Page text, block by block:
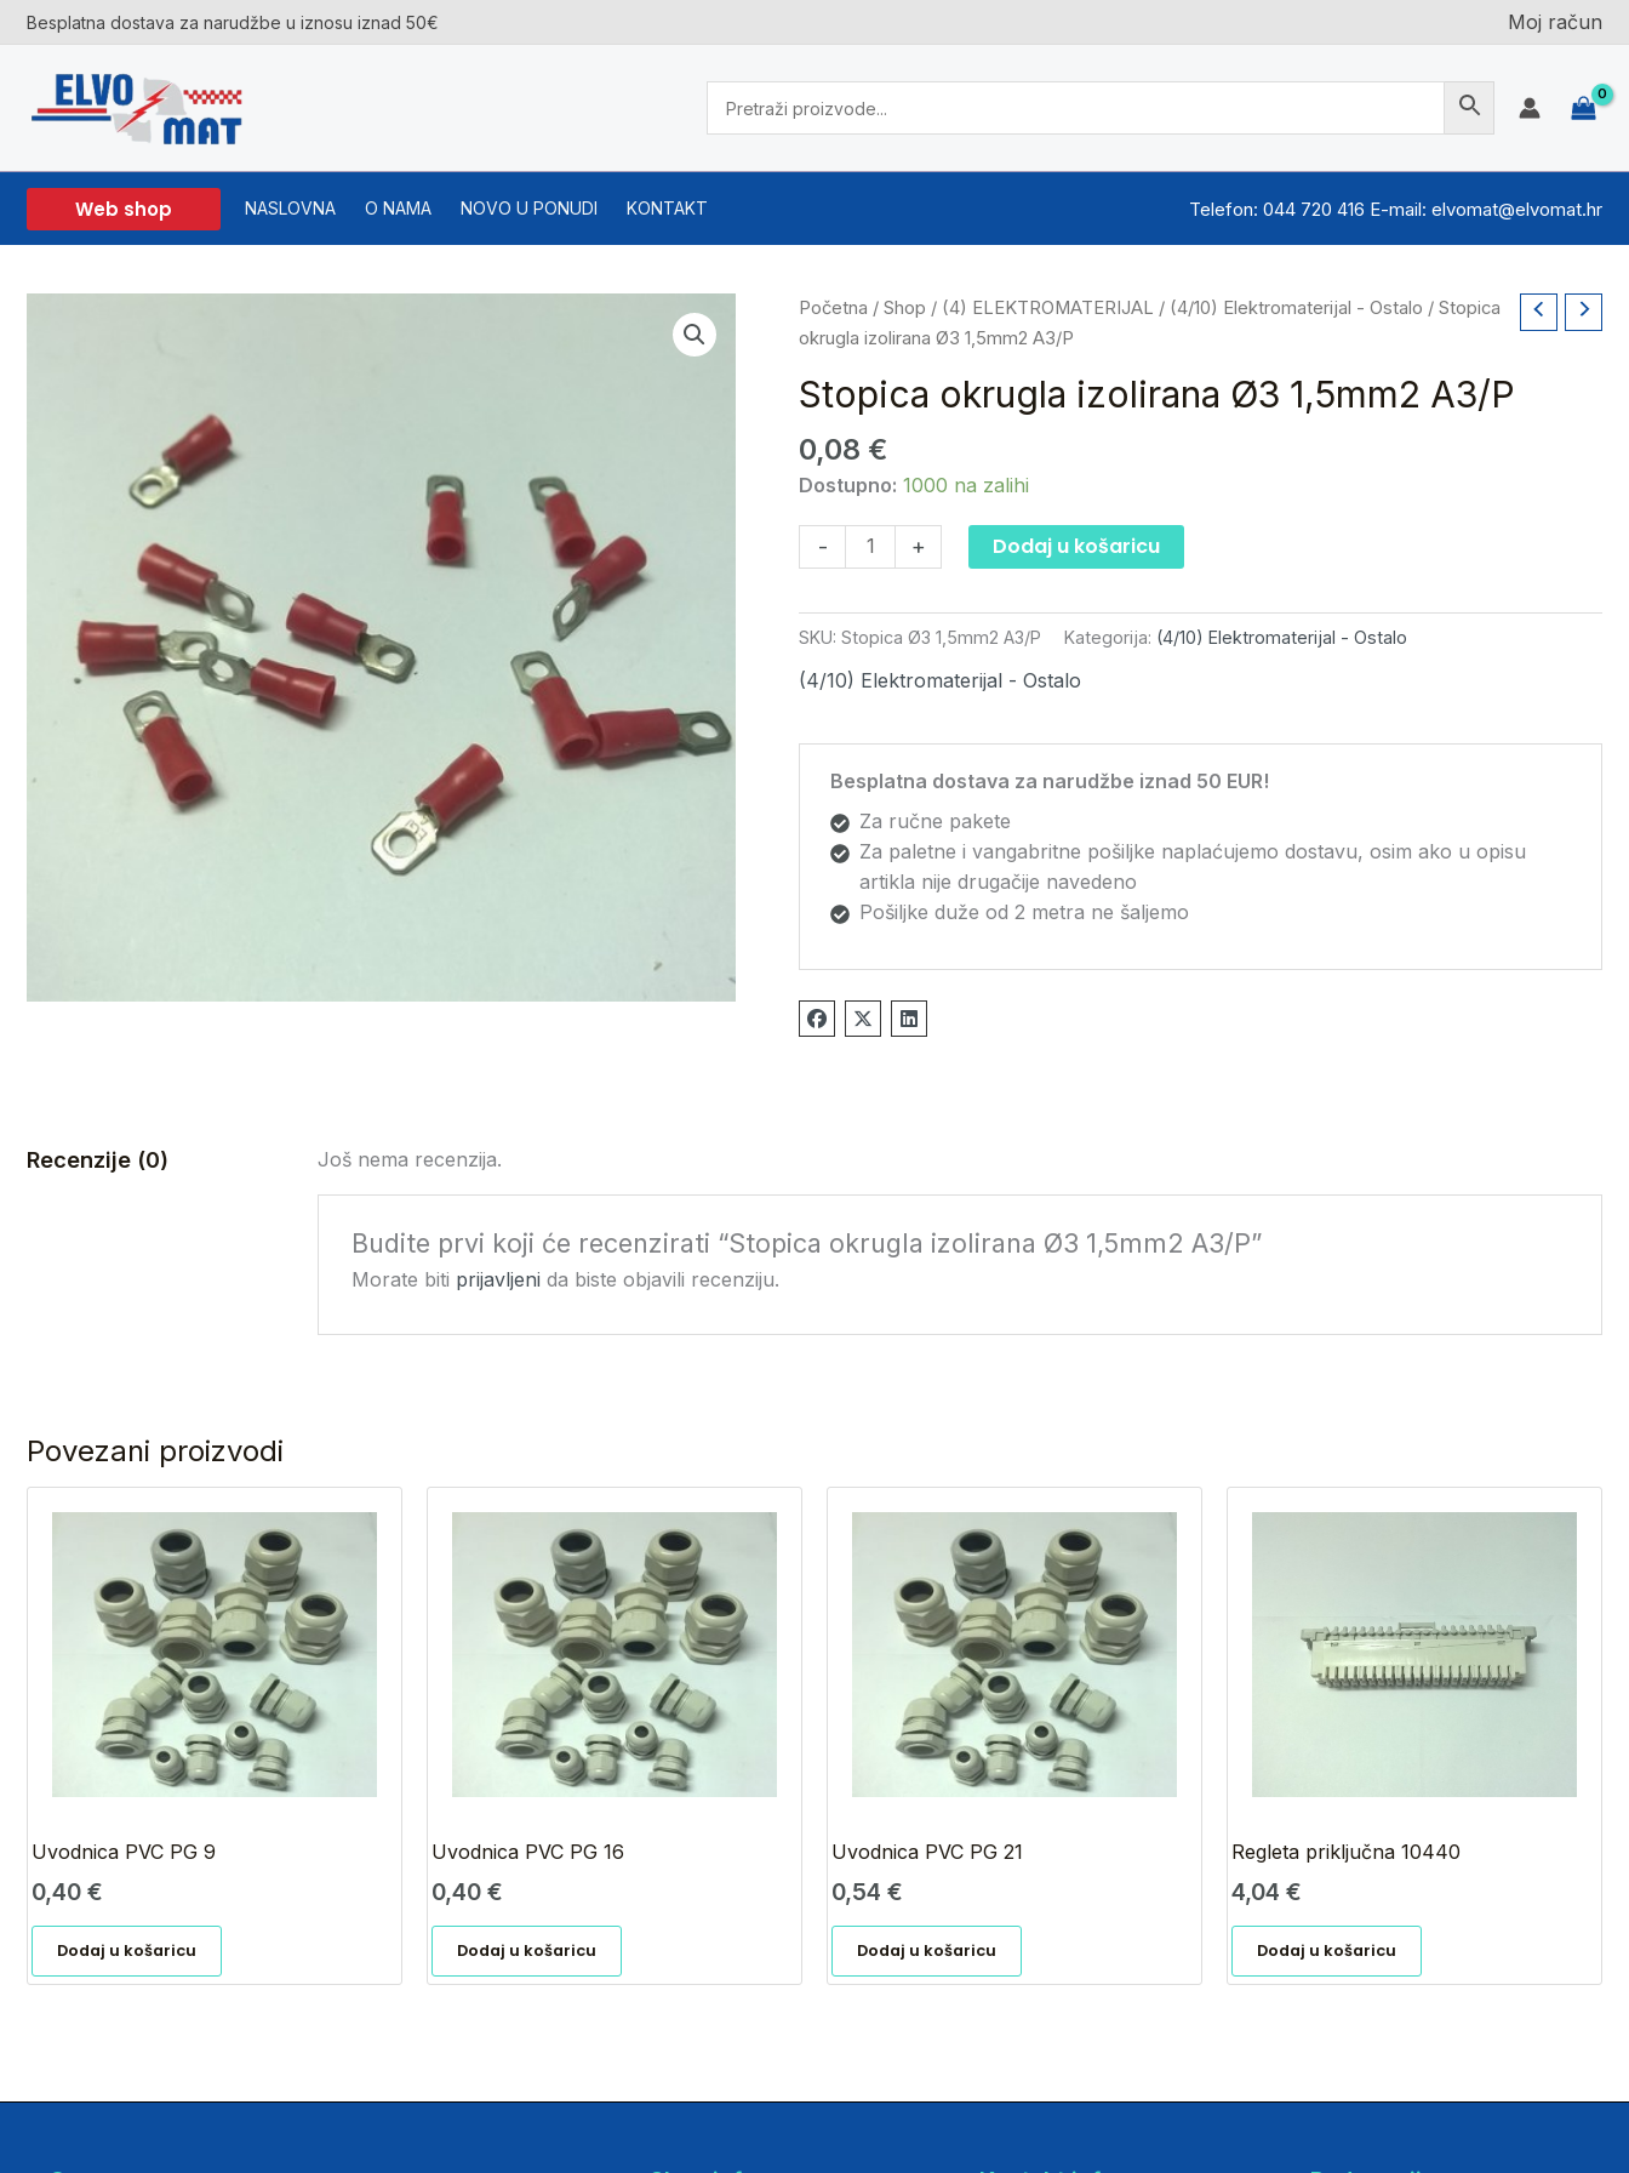
Skip
to
content
Besplatna dostava za narudžbe u iznosu iznad 50€ Moj račun
Web shop NASLOVNA O NAMA NOVO U PONUDI KONTAKT Telefon: 044 720 416 E-mail: elvomat@elvomat.hr
Početna / Shop / (4) ELEKTROMATERIJAL / (4/10) Elektromaterijal - Ostalo / Stopica
okrugla izolirana Ø3 1,5mm2 A3/P
Stopica okrugla izolirana Ø3 1,5mm2 A3/P
0,08 €
Dostupno: 1000 na zalihi
-
Stopica
okrugla
Ø3
A3/P
količina
+ Dodaj u košaricu
SKU: Stopica Ø3 1,5mm2 A3/P Kategorija: (4/10) Elektromaterijal - Ostalo
(4/10) Elektromaterijal - Ostalo
Besplatna dostava za narudžbe iznad 50 EUR!
Za ručne pakete
Za paletne i vangabritne pošiljke naplaćujemo dostavu, osim ako u opisu
artikla nije drugačije navedeno
Pošiljke duže od 2 metra ne šaljemo
Recenzije (0) Još nema recenzija.
Budite prvi koji će recenzirati “Stopica okrugla izolirana Ø3 1,5mm2 A3/P”
Morate biti prijavljeni da biste objavili recenziju.
Povezani proizvodi
Uvodnica PVC PG 9
0,40€
Dodaj u košaricu
Uvodnica PVC PG 16
0,40€
Dodaj u košaricu
Uvodnica PVC PG 21
0,54€
Dodaj u košaricu
Regleta priključna 10440
4,04€
Dodaj u košaricu